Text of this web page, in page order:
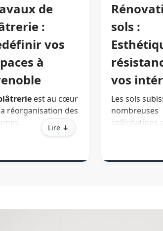
de
:
vos
à
est au cœur
réorganisation des
d’une suite
ou d’un espace de
Lire ↓
sols :
vos
Les sols
nombreuses
sollicitations
le choix et la
Parquet
chaleureux,